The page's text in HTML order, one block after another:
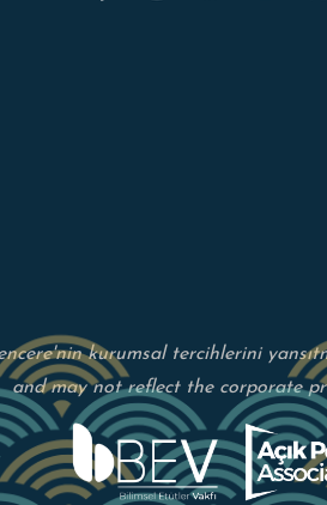
kurumsal tercihlerini
and may not reflect the corporate